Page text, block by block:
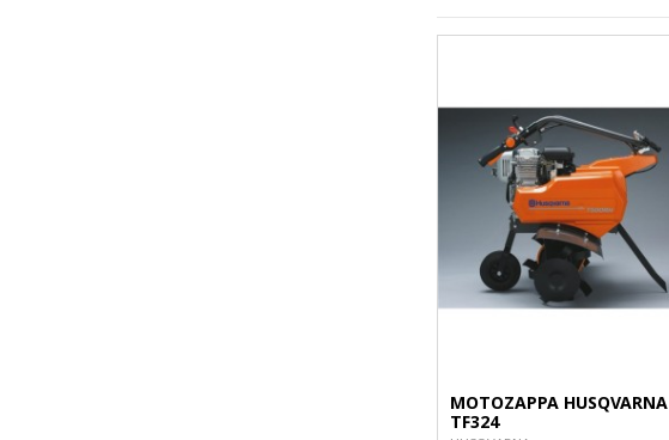
MOTOZAPPA HUSQVARNA
TF324